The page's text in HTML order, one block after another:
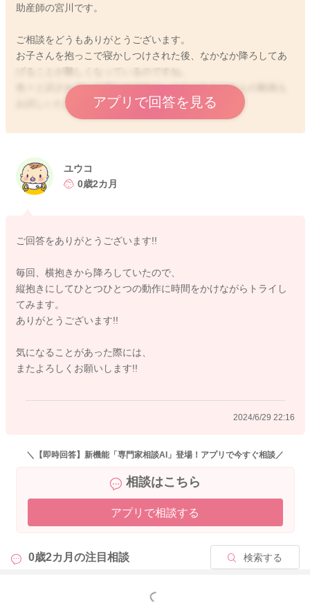
助産師の宮川です。
ご相談をどうもありがとうございます。
お子さんを抱っこで寝かしつけされた後、なかなか降ろしてあ
げることが難しくなっているのですね。
色々と試されている様なのですが、よかったらこちらの動画も
お試しいただけたらと思います。
https://youtu.be/j3uc5cpjuHE?si=y6FU4Lp6Oqo0SaH2
すぐにお体を離さずにいていただくので、ユウコさんの体制が
つらくならないようなところで、お試しいただけたらと思いま
アプリで回答を見る
2024/6/29 22:09
ユウコ
0歳2カ月
ご回答をありがとうございます!!
毎回、横抱きから降ろしていたので、
縦抱きにしてひとつひとつの動作に時間をかけながらトライし
てみます。
ありがとうございます!!
気になることがあった際には、
またよろしくお願いします!!
2024/6/29 22:16
＼【即時回答】新機能「専門家相談AI」登場！アプリで今すぐ相談／
相談はこちら
アプリで相談する
0歳2カ月の注目相談 検索する
もっと見る